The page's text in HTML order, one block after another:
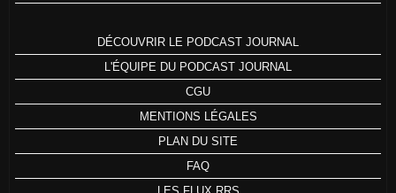
DÉCOUVRIR LE PODCAST JOURNAL
L'ÉQUIPE DU PODCAST JOURNAL
CGU
MENTIONS LÉGALES
PLAN DU SITE
FAQ